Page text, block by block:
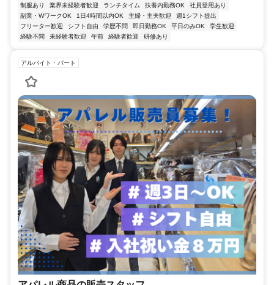
制服あり 業界未経験者歓迎 ランチタイム 扶養内勤務OK
社員登用あり
副業・WワークOK
1日4時間以内OK 主婦・主夫歓迎
週1シフト提出
フリーター歓迎
シフト自由 学歴不問 即日勤務OK 平日のみOK
学生歓迎
経験不問
未経験者歓迎 午前 経験者歓迎 研修あり
アルバイト・パート